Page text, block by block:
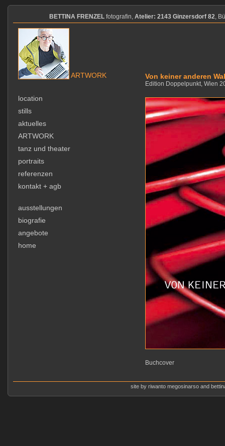
BETTINA FRENZELfotografin, Atelier: 2143 Ginzersdorf 82,
ARTWORK
location
stills
aktuelles
ARTWORK
tanz und theater
portraits
referenzen
kontakt + agb
ausstellungen
biografie
angebote
home
Von keiner anderen
Edition Doppelpunkt, Wien
Buchcover
site by riwanto megosinarso and